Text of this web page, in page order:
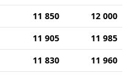
11 850
12 000
11 905
11 985
11 830
11 960